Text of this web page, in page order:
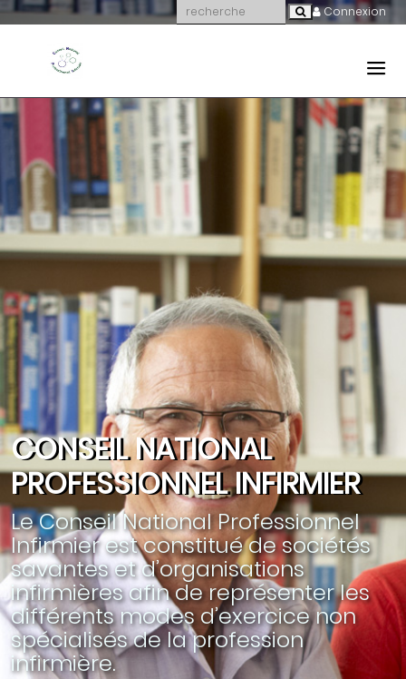
Connexion
CONSEIL NATIONAL
PROFESSIONNEL INFIRMIER
Le Conseil National Professionnel
Infirmier est constitué de sociétés
savantes et d’organisations
infirmières afin de représenter les
différents modes d’exercice non
spécialisés de la profession
infirmière.